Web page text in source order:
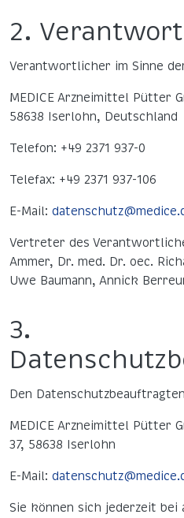
2.
Verantwortlicher im Sinne
MEDICE Arzneimittel Pütter
58638 Iserlohn, Deutschland
Telefon: +49 2371 937-0
Telefax: +49 2371 937-106
E-Mail:
Vertreter des
Ammer, Dr. med. Dr. oec.
Uwe Baumann, Annick
3.
Den
MEDICE Arzneimittel Pütter
37, 58638 Iserlohn
E-Mail:
Sie können sich jederzeit bei